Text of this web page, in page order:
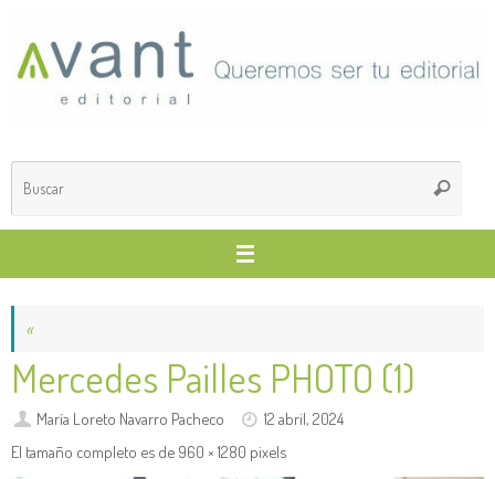
contenido
Buscar
«
Mercedes Pailles PHOTO (1)
María Loreto Navarro Pacheco
12 abril, 2024
El tamaño completo es de 960 × 1280 pixels